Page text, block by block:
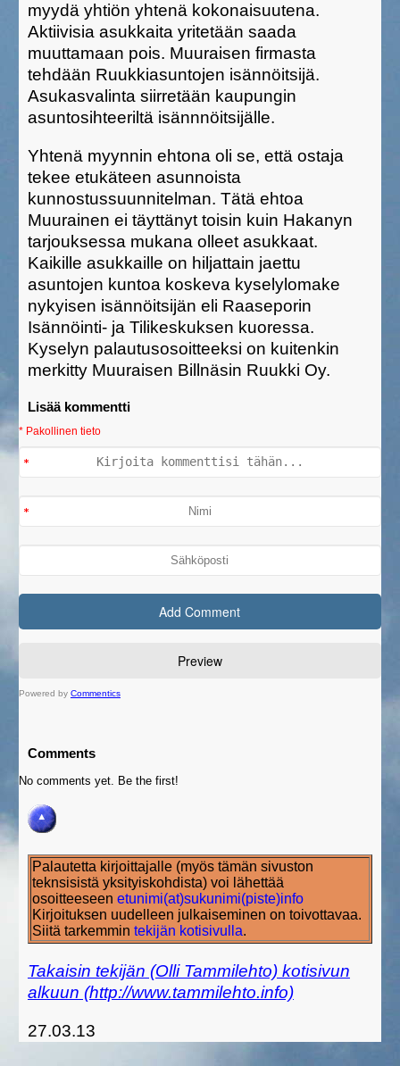
myydä yhtiön yhtenä kokonaisuutena.
Aktiivisia asukkaita yritetään saada
muuttamaan pois. Muuraisen firmasta
tehdään Ruukkiasuntojen isännöitsijä.
Asukasvalinta siirretään kaupungin
asuntosihteeriltä isännnöitsijälle.
Yhtenä myynnin ehtona oli se, että ostaja
tekee etukäteen asunnoista
kunnostussuunnitelman. Tätä ehtoa
Muurainen ei täyttänyt toisin kuin Hakanyn
tarjouksessa mukana olleet asukkaat.
Kaikille asukkaille on hiljattain jaettu
asuntojen kuntoa koskeva kyselylomake
nykyisen isännöitsijän eli Raaseporin
Isännöinti- ja Tilikeskuksen kuoressa.
Kyselyn palautusosoitteeksi on kuitenkin
merkitty Muuraisen Billnäsin Ruukki Oy.
Lisää kommentti
* Pakollinen tieto
Powered by Commentics
Comments
No comments yet. Be the first!
Palautetta kirjoittajalle (myös tämän sivuston
teknsisistä yksityiskohdista) voi lähettää
osoitteeseen etunimi(at)sukunimi(piste)info
Kirjoituksen uudelleen julkaiseminen on toivottavaa.
Siitä tarkemmin tekijän kotisivulla.
Takaisin tekijän (Olli Tammilehto) kotisivun
alkuun (http://www.tammilehto.info)
27.03.13